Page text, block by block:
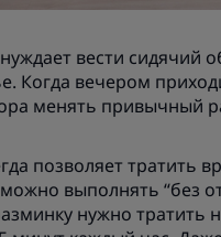
вести сидячий
Когда вечером
менять привычный
позволяет тратить
выполнять “без
нужно тратить